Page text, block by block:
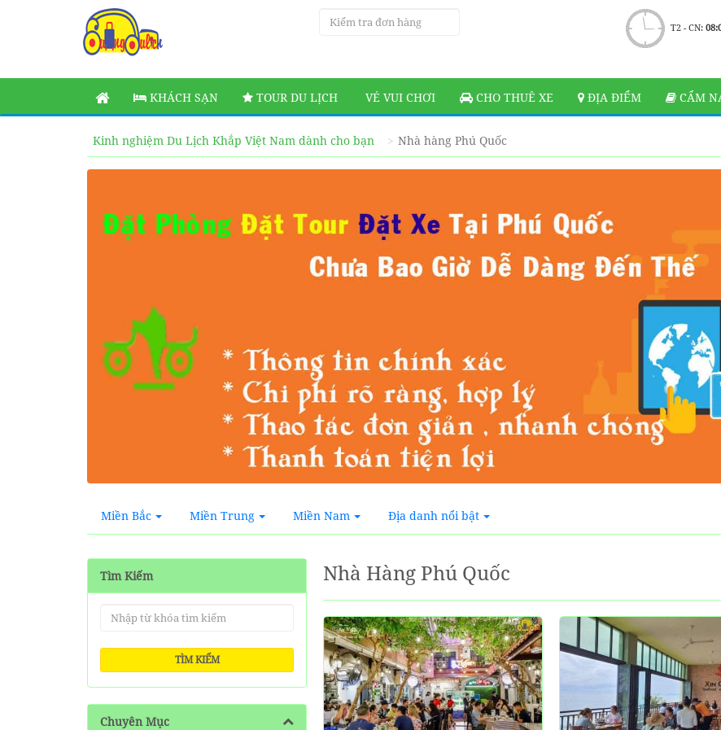
T2 - CN:
KHÁCH SẠN TOUR DU LỊCH VÉ VUI CHƠI CHO THUÊ XE ĐỊA ĐIỂM CẨM
Kinh nghiệm Du Lịch Khắp Việt Nam dành cho bạn Nhà hàng Phú Quốc
Miền Bắc Miền Trung Miền Nam Địa danh nổi bật
Tìm Kiếm
TÌM KIẾM
Chuyên Mục
Nhà Hàng Phú Quốc